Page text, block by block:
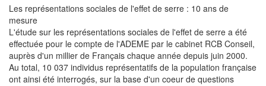
Les représentations sociales de l'effet de serre : 10 ans de
mesure
L'étude sur les représentations sociales de l'effet de serre a été
effectuée pour le compte de l'ADEME par le cabinet RCB Conseil,
auprès d'un millier de Français chaque année depuis juin 2000.
Au total, 10 037 individus représentatifs de la population française
ont ainsi été interrogés, sur la base d'un coeur de questions